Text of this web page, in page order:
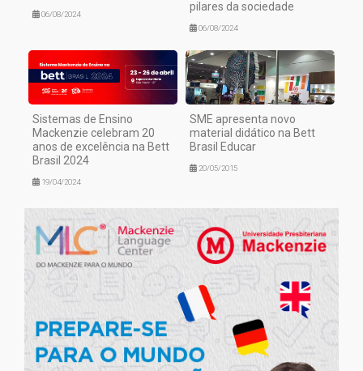
06/08/2024
pilares da sociedade
06/08/2024
Sistemas de Ensino
Mackenzie celebram 20
anos de excelência na Bett
Brasil 2024
19/04/2024
SME apresenta novo
material didático na Bett
Brasil Educar
20/05/2015